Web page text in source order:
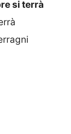
si terrà